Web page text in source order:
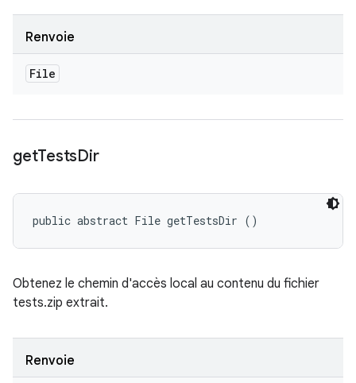
Renvoie
File
getTestsDir
public abstract File getTestsDir ()
Obtenez le chemin d'accès local au contenu du fichier
tests.zip extrait.
Renvoie